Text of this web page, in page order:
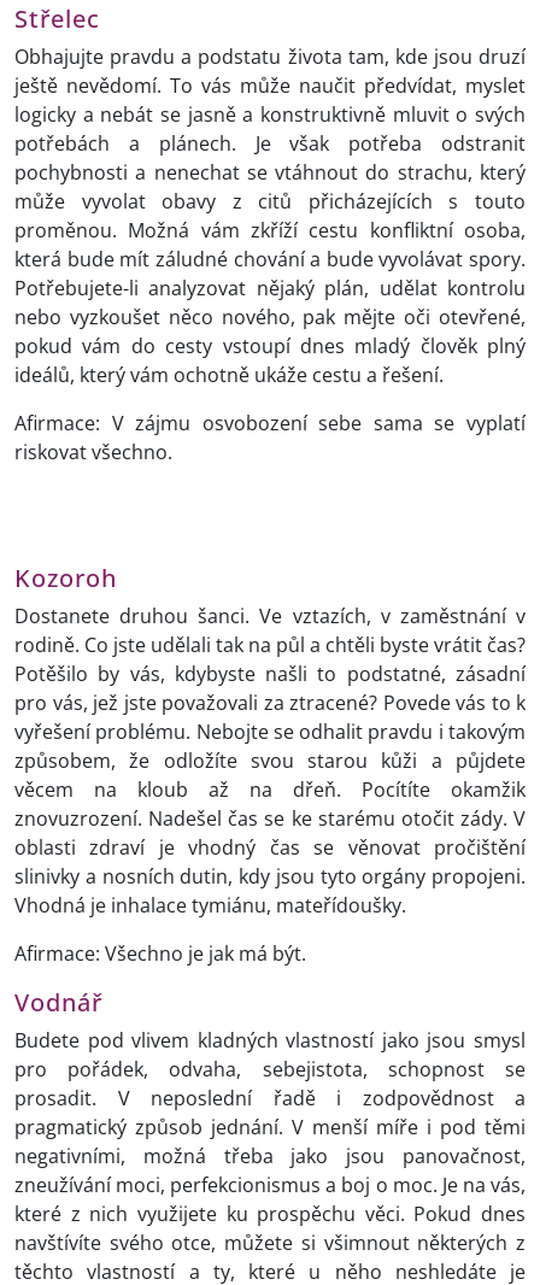
Střelec
Obhajujte pravdu a podstatu života tam, kde jsou druzí
ještě nevědomí. To vás může naučit předvídat, myslet
logicky a nebát se jasně a konstruktivně mluvit o svých
potřebách a plánech. Je však potřeba odstranit
pochybnosti a nenechat se vtáhnout do strachu, který
může vyvolat obavy z citů přicházejících s touto
proměnou. Možná vám zkříží cestu konfliktní osoba,
která bude mít záludné chování a bude vyvolávat spory.
Potřebujete-li analyzovat nějaký plán, udělat kontrolu
nebo vyzkoušet něco nového, pak mějte oči otevřené,
pokud vám do cesty vstoupí dnes mladý člověk plný
ideálů, který vám ochotně ukáže cestu a řešení.
Afirmace: V zájmu osvobození sebe sama se vyplatí
riskovat všechno.
Kozoroh
Dostanete druhou šanci. Ve vztazích, v zaměstnání v
rodině. Co jste udělali tak na půl a chtěli byste vrátit čas?
Potěšilo by vás, kdybyste našli to podstatné, zásadní
pro vás, jež jste považovali za ztracené? Povede vás to k
vyřešení problému. Nebojte se odhalit pravdu i takovým
způsobem, že odložíte svou starou kůži a půjdete
věcem na kloub až na dřeň. Pocítíte okamžik
znovuzrození. Nadešel čas se ke starému otočit zády. V
oblasti zdraví je vhodný čas se věnovat pročištění
slinivky a nosních dutin, kdy jsou tyto orgány propojeni.
Vhodná je inhalace tymiánu, mateřídoušky.
Afirmace: Všechno je jak má být.
Vodnář
Budete pod vlivem kladných vlastností jako jsou smysl
pro pořádek, odvaha, sebejistota, schopnost se
prosadit. V neposlední řadě i zodpovědnost a
pragmatický způsob jednání. V menší míře i pod těmi
negativními, možná třeba jako jsou panovačnost,
zneužívání moci, perfekcionismus a boj o moc. Je na vás,
které z nich využijete ku prospěchu věci. Pokud dnes
navštívíte svého otce, můžete si všimnout některých z
těchto vlastností a ty, které u něho neshledáte je